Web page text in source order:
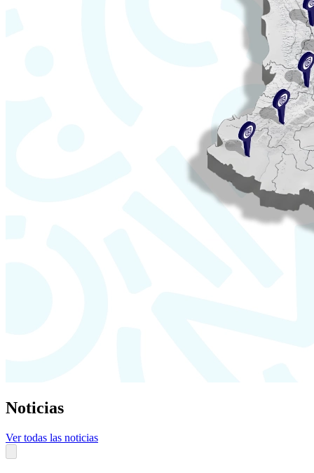
Noticias
Ver todas las noticias